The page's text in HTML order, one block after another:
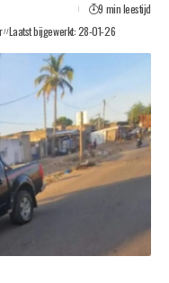
Laatst bijgewerkt: 28-01-26
9 min leestijd